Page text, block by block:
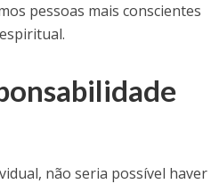
pessoas mais conscientes
não seria possível haver